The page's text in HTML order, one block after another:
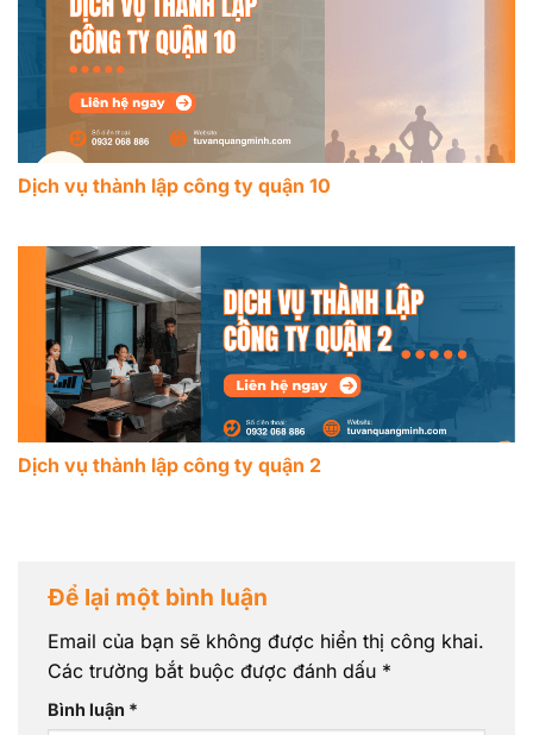
Dịch vụ thành lập công ty quận 10
Dịch vụ thành lập công ty quận 2
Để lại một bình luận
Email của bạn sẽ không được hiển thị công khai.
Các trường bắt buộc được đánh dấu *
Bình luận *